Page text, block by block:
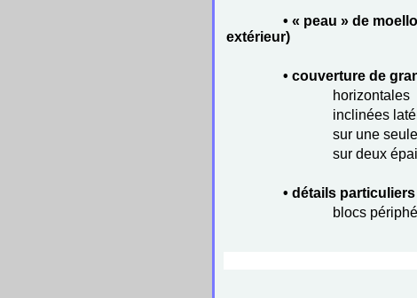
• « peau » de
extérieur)
• couverture de
horizontales
inclinées
sur une
sur deux
• détails particuliers
blocs